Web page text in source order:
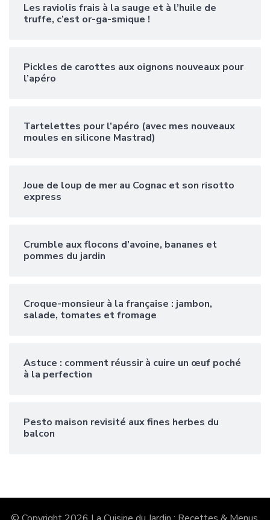
Les raviolis frais à la sauge et à l’huile de
truffe, c’est or-ga-smique !
Pickles de carottes aux oignons nouveaux pour
l’apéro
Tartelettes pour l’apéro (avec mes nouveaux
moules en silicone Mastrad)
Joue de loup de mer au Cognac et son risotto
express
Crumble aux flocons d’avoine, bananes et
pommes du jardin
Croque-monsieur à la française : jambon,
salade, tomates et fromage
Astuce : comment réussir à cuire un œuf poché
à la perfection
Pesto maison revisité aux fines herbes du
balcon